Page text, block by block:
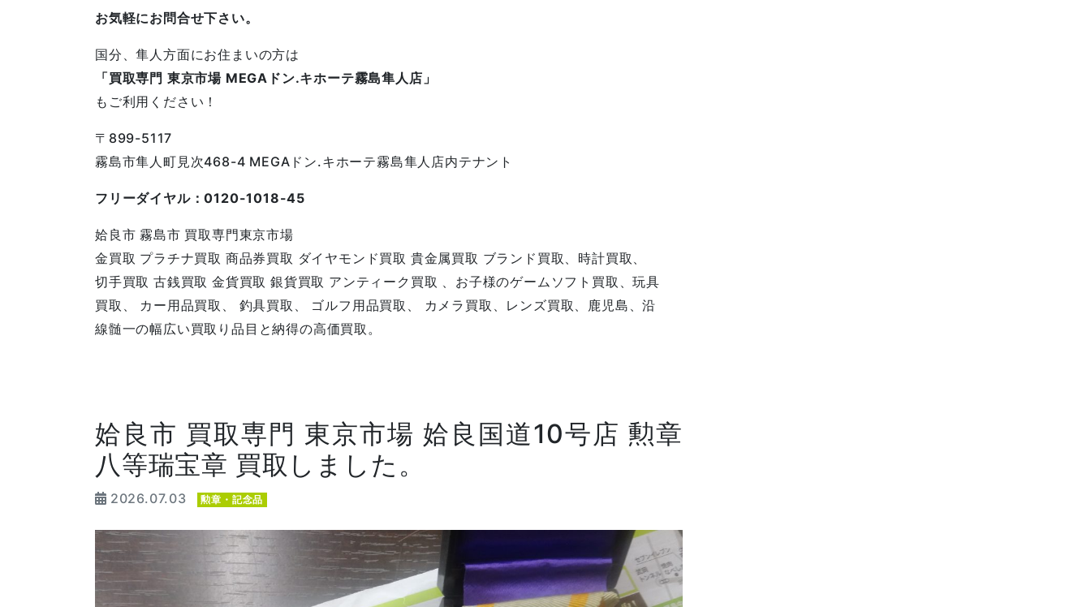
お気軽にお問合せ下さい。
国分、隼人方面にお住まいの方は
「買取専門 東京市場 MEGAドン.キホーテ霧島隼人店」
もご利用ください！
〒899-5117
霧島市隼人町見次468-4 MEGAドン.キホーテ霧島隼人店内テナント
フリーダイヤル：0120-1018-45
姶良市 霧島市 買取専門東京市場
金買取 プラチナ買取 商品券買取 ダイヤモンド買取 貴金属買取 ブランド買取、時計買取、
切手買取 古銭買取 金貨買取 銀貨買取 アンティーク買取 、お子様のゲームソフト買取、玩具
買取、 カー用品買取、 釣具買取、 ゴルフ用品買取、 カメラ買取、レンズ買取、鹿児島、沿
線髄一の幅広い買取り品目と納得の高価買取。
姶良市 買取専門 東京市場 姶良国道10号店 勲章
八等瑞宝章 買取しました。
2026.07.03 勲章・記念品